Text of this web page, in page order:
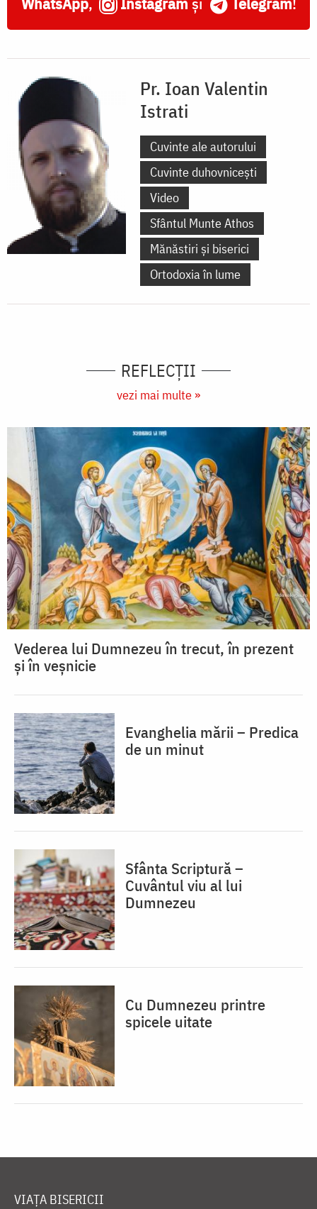
Pr. Ioan Valentin
Istrati
Cuvinte ale autorului
Cuvinte duhovnicești
Video
Sfântul Munte Athos
Mănăstiri și biserici
Ortodoxia în lume
REFLECȚII
vezi mai multe »
Vederea lui Dumnezeu în trecut, în prezent
și în veșnicie
Evanghelia mării – Predica
de un minut
Sfânta Scriptură –
Cuvântul viu al lui
Dumnezeu
Cu Dumnezeu printre
spicele uitate
VIAȚA BISERICII